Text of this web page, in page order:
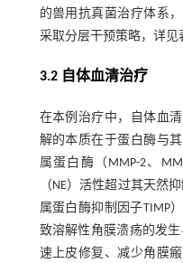
的兽用抗真菌治疗体系
采取分层干预策略，详见
3.2 自体血清治疗
在本例治疗中，自体血
解的本质在于蛋白酶与
属蛋白酶（MMP-2、
（NE）活性超过其天然
属蛋白酶抑制因子TIMP
致溶解性角膜溃疡的发
速上皮修复、减少角膜